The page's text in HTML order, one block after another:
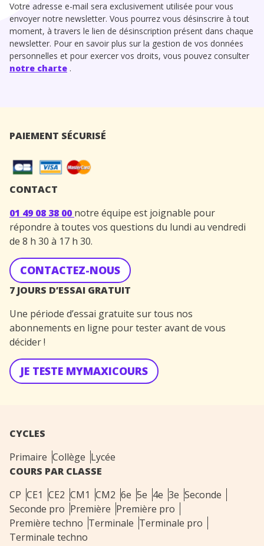
Votre adresse e-mail sera exclusivement utilisée pour vous
envoyer notre newsletter. Vous pourrez vous désinscrire à tout
moment, à travers le lien de désinscription présent dans chaque
newsletter. Pour en savoir plus sur la gestion de vos données
personnelles et pour exercer vos droits, vous pouvez consulter
notre charte .
PAIEMENT SÉCURISÉ
CONTACT
01 49 08 38 00 notre équipe est joignable pour
répondre à toutes vos questions du lundi au vendredi
de 8 h 30 à 17 h 30.
CONTACTEZ-NOUS
7 JOURS D’ESSAI GRATUIT
Une période d’essai gratuite sur tous nos
abonnements en ligne pour tester avant de vous
décider !
JE TESTE MYMAXICOURS
CYCLES
Primaire Collège Lycée
COURS PAR CLASSE
CP CE1 CE2 CM1 CM2 6e 5e 4e 3e Seconde
Seconde pro Première Première pro
Première techno Terminale Terminale pro
Terminale techno